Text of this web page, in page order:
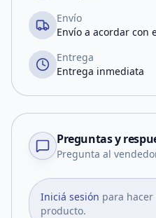
Envío
Envío a acordar con
Entrega
Entrega inmediata
Preguntas y
Pregunta al
Iniciá sesión para
producto.